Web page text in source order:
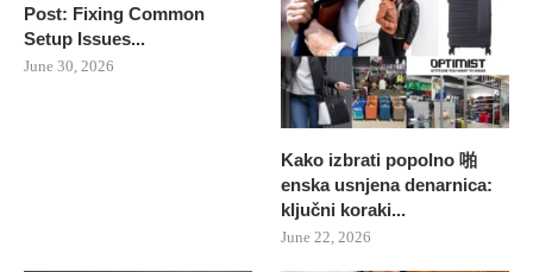
Post: Fixing Common
Setup Issues...
June 30, 2026
Kako izbrati popolno 啪
enska usnjena denarnica:
ključni koraki...
June 22, 2026